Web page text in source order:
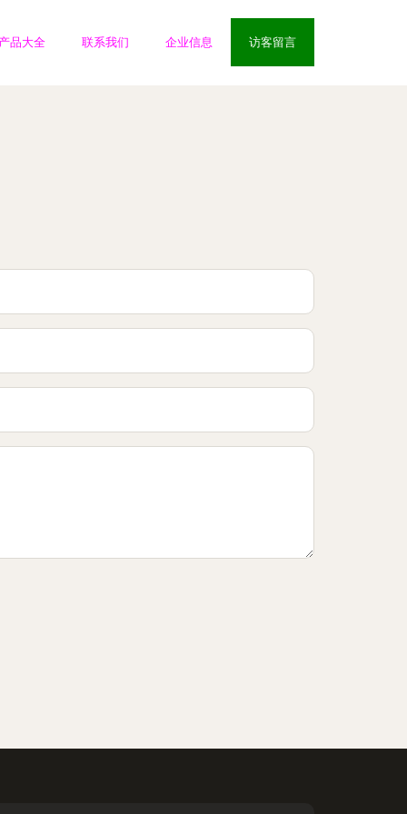
产品大全 联系我们 企业信息 访客留言